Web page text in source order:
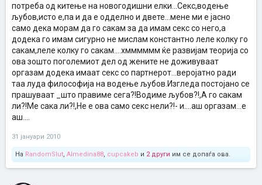
потреба од китење на новогодишни елки...Секс,водење
љубов,исто е,па и да е одделно и двете...мене ми е јасно
само дека морам да го сакам за да имам секс со него,а
додека го имам сигурно не мислам константно леле колку го
сакам,леле колку го сакам....хмммммм ќе развијам теорија со
ова зошто поголемиот дел од жените не доживуваат
оргазам додека имаат секс со партнерот...веројатно ради
таа луда философија на водење љубов.Изгледа постојано се
прашуваат _што правиме сега?!Водиме љубов?!,А го сакам
ли?!Ме сака ли?!,Не е ова само секс нели?!- и....аш оргазам...е
аш....
31 јануари 2010
На RandomSlut, Almedina88, cupcakeb и 2 други им се допаѓа ова.